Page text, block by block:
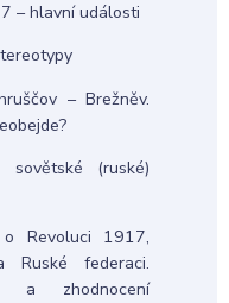
– hlavní události
– Brežněv.
(ruské)
Revoluci 1917,
Ruské federaci.
a zhodnocení